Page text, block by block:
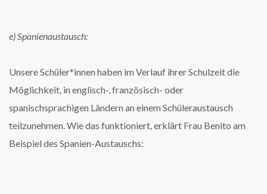
e) Spanienaustausch:
Unsere Schüler*innen haben im Verlauf ihrer Schulzeit die
Möglichkeit, in englisch-, französisch- oder
spanischsprachigen Ländern an einem Schüleraustausch
teilzunehmen. Wie das funktioniert, erklärt Frau Benito am
Beispiel des Spanien-Austauschs: